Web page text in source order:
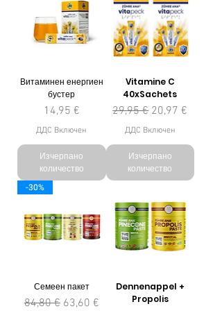
Витаминен енергиен
бустер
Цена
14,95 €
ДДС Включен
Изчерпано
количество
Vitamine C
40xSachets
Редовна цена
29,95 € Продажна цена
20,97 €
ДДС Включен
Изчерпано
количество
-30%
Семеен пакет
Редовна цена
84,80 € Продажна цена
63,60 €
Dennenappel +
Propolis